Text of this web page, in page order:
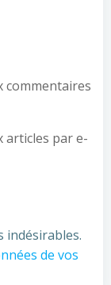
commentaires
articles par e-
indésirables.
de vos